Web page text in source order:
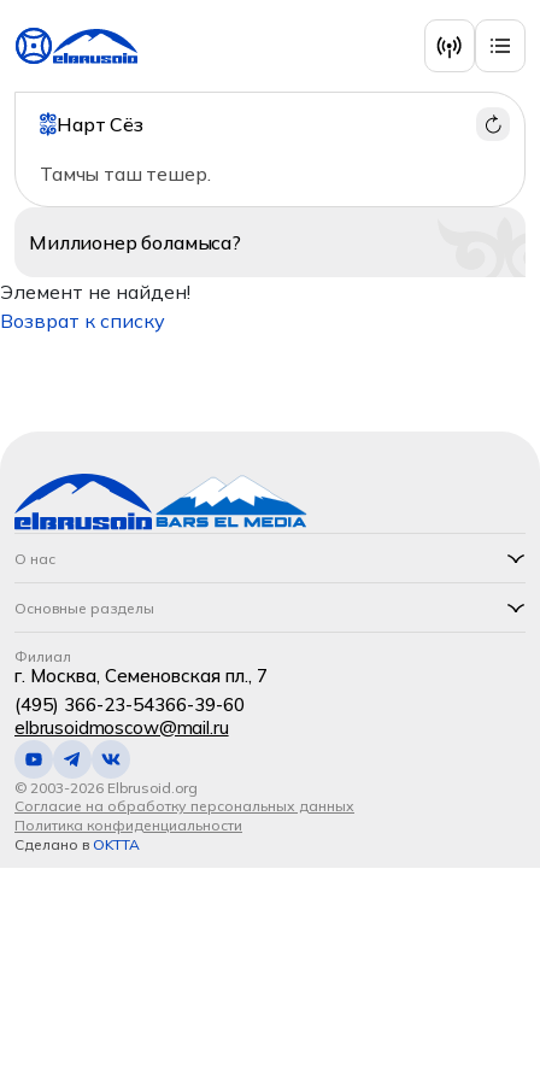
Нарт Сёз
Тамчы таш тешер.
Миллионерболамыса?
Элемент не найден!
Возврат к списку
О нас
Основные разделы
Филиал
г. Москва, Семеновская пл., 7
(495) 366-23-54366-39-60
elbrusoidmoscow@mail.ru
© 2003-2026 Elbrusoid.org
Согласие на обработку персональных данных
Политика конфиденциальности
Сделано в OKTTA